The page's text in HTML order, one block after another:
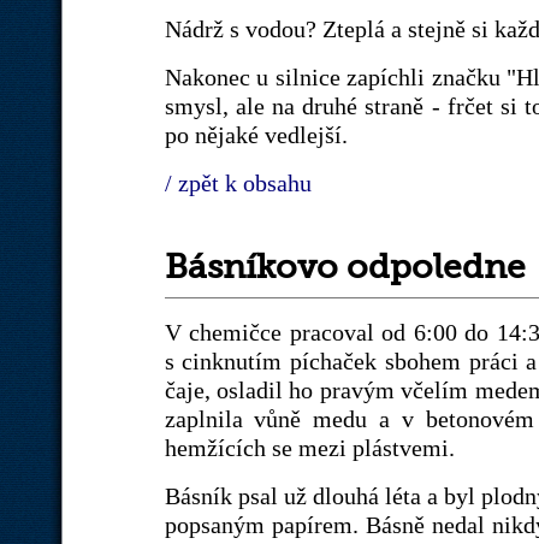
Nádrž s vodou? Zteplá a stejně si
Nakonec u silnice zapíchli značku
smysl, ale na druhé straně - frčet si
po nějaké vedlejší.
/ zpět k obsahu
Básníkovo odpoledne
V chemičce pracoval od 6:00 do
s cinknutím píchaček sbohem práci
čaje, osladil ho pravým včelím
zaplnila vůně medu a v
hemžících se mezi plástvemi.
Básník psal už dlouhá léta a byl
popsaným papírem. Básně nedal